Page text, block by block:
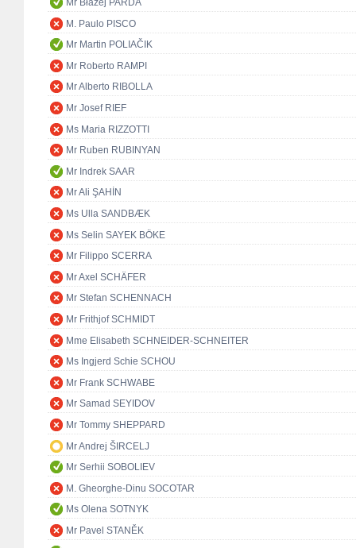
Mr Błażej PARDA
M. Paulo PISCO
Mr Martin POLIAČIK
Mr Roberto RAMPI
Mr Alberto RIBOLLA
Mr Josef RIEF
Ms Maria RIZZOTTI
Mr Ruben RUBINYAN
Mr Indrek SAAR
Mr Ali ŞAHİN
Ms Ulla SANDBÆK
Ms Selin SAYEK BÖKE
Mr Filippo SCERRA
Mr Axel SCHÄFER
Mr Stefan SCHENNACH
Mr Frithjof SCHMIDT
Mme Elisabeth SCHNEIDER-SCHNEITER
Ms Ingjerd Schie SCHOU
Mr Frank SCHWABE
Mr Samad SEYIDOV
Mr Tommy SHEPPARD
Mr Andrej ŠIRCELJ
Mr Serhii SOBOLIEV
M. Gheorghe-Dinu SOCOTAR
Ms Olena SOTNYK
Mr Pavel STANĚK